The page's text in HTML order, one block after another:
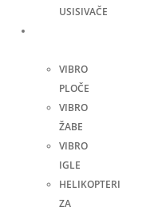
USISIVAČE
VIBRO
PLOČE
VIBRO
ŽABE
VIBRO
IGLE
HELIKOPTERI
ZA